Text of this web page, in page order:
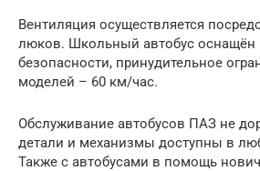
Вентиляция осуществляется
люков. Школьный автобус оснащён
безопасности, принудительное
моделей – 60 км/час.
Обслуживание автобусов ПАЗ не
детали и механизмы доступны в
Также с автобусами в помощь